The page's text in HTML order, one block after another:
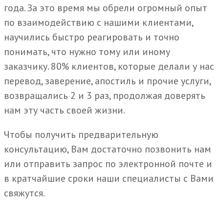
года. За это время мы обрели огромный опыт
по взаимодействию с нашими клиентами,
научились быстро реагировать и точно
понимать, что нужно тому или иному
заказчику. 80% клиентов, которые делали у нас
перевод, заверение, апостиль и прочие услуги,
возвращались 2 и 3 раз, продолжая доверять
нам эту часть своей жизни.
Чтобы получить предварительную
консультацию, Вам достаточно позвонить нам
или отправить запрос по электронной почте и
в кратчайшие сроки наши специалисты с Вами
свяжутся.